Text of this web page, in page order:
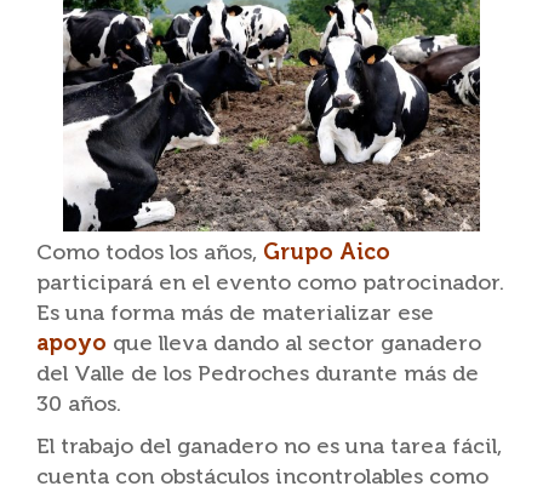
Como todos los años, Grupo Aico
participará en el evento como patrocinador.
Es una forma más de materializar ese
apoyo que lleva dando al sector ganadero
del Valle de los Pedroches durante más de
30 años.
El trabajo del ganadero no es una tarea fácil,
cuenta con obstáculos incontrolables como